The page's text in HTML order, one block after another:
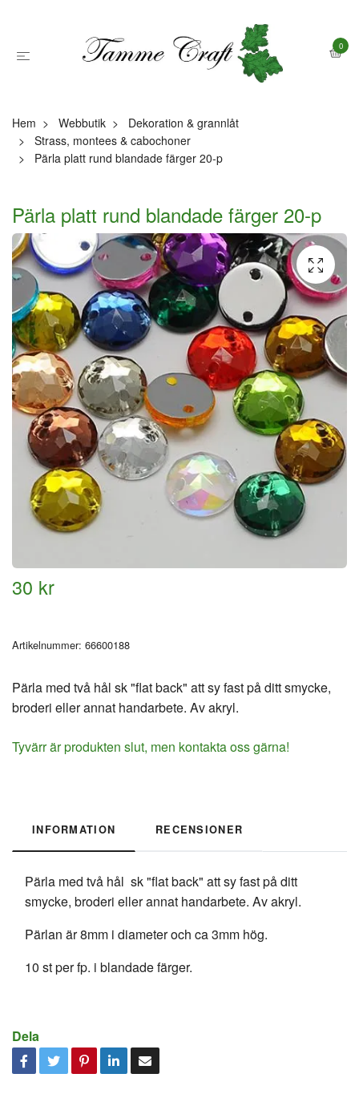
0
Hem Webbutik
Dekoration & grannlåt
Strass, montees & cabochoner
Pärla platt rund blandade färger 20-p
Pärla platt rund blandade färger 20-p
30 kr
Artikelnummer: 66600188
Pärla med två hål sk "flat back" att sy fast på ditt smycke,
broderi eller annat handarbete. Av akryl.
Tyvärr är produkten slut, men kontakta oss gärna!
INFORMATION RECENSIONER
Pärla med två hål sk "flat back" att sy fast på ditt
smycke, broderi eller annat handarbete. Av akryl.
Pärlan är 8mm i diameter och ca 3mm hög.
10 st per fp. i blandade färger.
Dela